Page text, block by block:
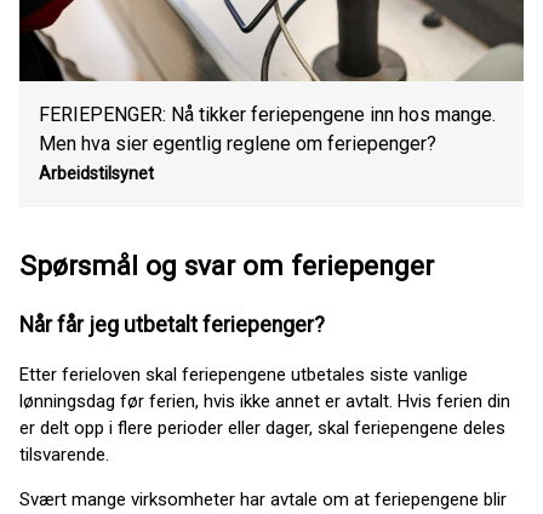
FERIEPENGER: Nå tikker feriepengene inn hos mange.
Men hva sier egentlig reglene om feriepenger?
Arbeidstilsynet
Spørsmål og svar om feriepenger
Når får jeg utbetalt feriepenger?
Etter ferieloven skal feriepengene utbetales siste vanlige
lønningsdag før ferien, hvis ikke annet er avtalt. Hvis ferien din
er delt opp i flere perioder eller dager, skal feriepengene deles
tilsvarende.
Svært mange virksomheter har avtale om at feriepengene blir